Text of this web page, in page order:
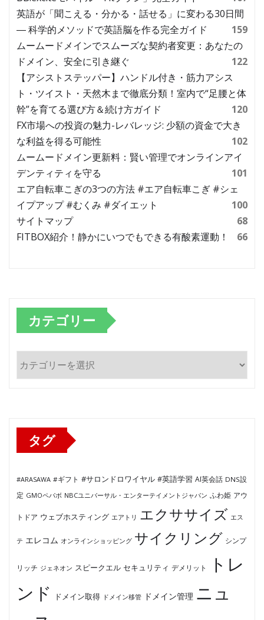
英語が「聞こえる・分かる・話せる」に変わる30日間
― 科学的メソッドで英語脳を作る完全ガイド
159
ムームードメインでスムーズな契約者変更：あなたの
ドメイン、安全に引き継ぐ
122
【アシストステッパー】ハンドル付き・筋力アシス
ト・ツイスト・天然木まで徹底分類！室内で“足腰と体
幹”を育てる選び方＆続け方ガイド
120
FX市場への投資の魅力-レバレッジ: 少額の資金で大き
な利益を得る可能性
102
ムームードメイン更新料：賢い管理でオンラインアイ
デンティティを守る
101
エア自転車こぎの3つの方法 #エア自転車こぎ #シェ
イプアップ #むくみ #ダイエット
100
サイトマップ
68
FITBOX紹介！静かにいつでもできる有酸素運動！
66
カテゴリー
テ
タグ
#ARASAWA #ギフト #サロンドロワイヤル #英語学習 AI英会話 DNS設
定 GMOペパボ NBCユニバーサル・エンターテイメントジャパン ふわ姫 アウ
トドア ウェブホスティング エアトリ エクササイズ エス
テ エレコム オンラインショッピング サイクリング シンプ
リッチ ジェネオン スピークエル セキュリティ デメリット
トレ
ンド
ドメイン取得 ドメイン移管 ドメイン管理 ニュ